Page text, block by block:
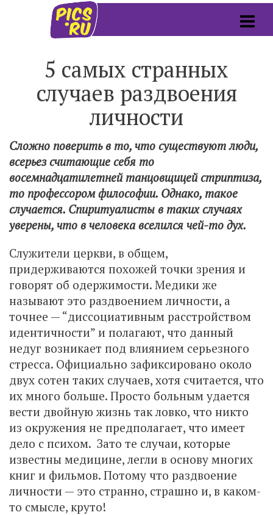
5 самых странных
случаев раздвоения
личности
Сложно поверить в то, что существуют люди,
всерьез считающие себя то
восемнадцатилетней танцовщицей стриптиза,
то профессором философии. Однако, такое
случается. Спиритуалисты в таких случаях
уверены, что в человека вселился чей-то дух.
Служители церкви, в общем,
придерживаются похожей точки зрения и
говорят об одержимости. Медики же
называют это раздвоением личности, а
точнее — “диссоциативным расстройством
идентичности” и полагают, что данный
недуг возникает под влиянием серьезного
стресса. Официально зафиксировано около
двух сотен таких случаев, хотя считается, что
их много больше. Просто больным удается
вести двойную жизнь так ловко, что никто
из окружения не предполагает, что имеет
дело с психом. Зато те случаи, которые
известны медицине, легли в основу многих
книг и фильмов. Потому что раздвоение
личности — это странно, страшно и, в каком-
то смысле, круто!